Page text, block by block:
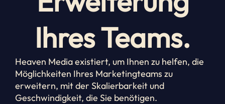
Ihres Teams.
Heaven Media existiert, um Ihnen zu helfen, die
Möglichkeiten Ihres Marketingteams zu
erweitern, mit der Skalierbarkeit und
Geschwindigkeit, die Sie benötigen.